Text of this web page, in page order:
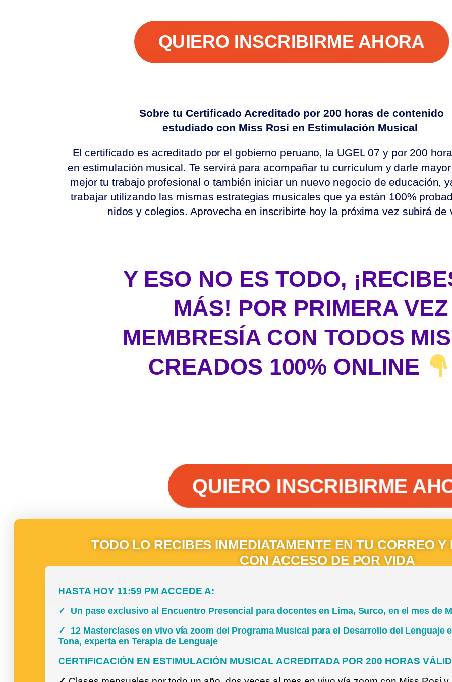
QUIERO INSCRIBIRME AHORA
Sobre tu Certificado Acreditado por 200 horas de contenido
estudiado con Miss Rosi en Estimulación Musical
El certificado es acreditado por el gobierno peruano, la UGEL 07 y por 200
en estimulación musical. Te servirá para acompañar tu currículum y darle
mejor tu trabajo profesional o también iniciar un nuevo negocio de educación,
trabajar utilizando las mismas estrategias musicales que ya están 100%
nidos y colegios. Aprovecha en inscribirte hoy la próxima vez subirá de
Y ESO NO ES TODO,
MÁS! POR PRIMERA
MEMBRESÍA CON TODOS
CREADOS 100% ONLINE
QUIERO INSCRIBIRME
TODO LO RECIBES INMEDIATAMENTE EN TU CORREO Y
CON ACCESO DE POR VIDA
HASTA HOY 11:59 PM ACCEDE A:
✓ Un pase exclusivo al Encuentro Presencial para docentes en Lima, Surco, en el mes de
✓
12 Masterclases en vivo vía zoom del Programa Musical para el Desarrollo del Lenguaje
Tona, experta en Terapia de Lenguaje
CERTIFICACIÓN EN ESTIMULACIÓN MUSICAL ACREDITADA POR 200 HORAS